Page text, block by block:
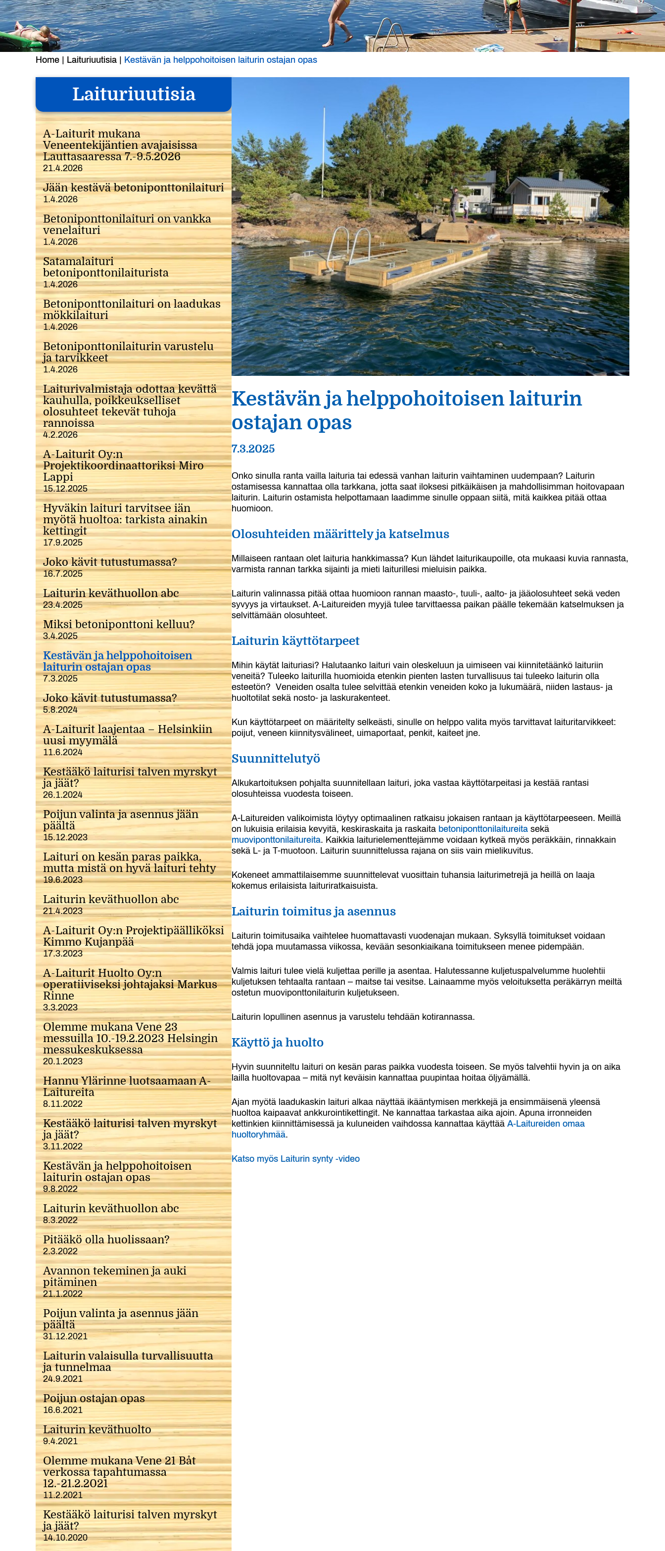
Home | Laituriuutisia | Kestävän ja helppohoitoisen laiturin ostajan opas
Laituriuutisia
A-Laiturit mukana
Veneentekijäntien avajaisissa
Lauttasaaressa 7.-9.5.2026
21.4.2026
Jään kestävä betoniponttonilaituri
1.4.2026
Betoniponttonilaituri on vankka
venelaituri
1.4.2026
Satamalaituri
betoniponttonilaiturista
1.4.2026
Betoniponttonilaituri on laadukas
mökkilaituri
1.4.2026
Betoniponttonilaiturin varustelu
ja tarvikkeet
1.4.2026
Laiturivalmistaja odottaa kevättä
kauhulla, poikkeukselliset
olosuhteet tekevät tuhoja
rannoissa
4.2.2026
A-Laiturit Oy:n
Projektikoordinaattoriksi Miro
Lappi
15.12.2025
Hyväkin laituri tarvitsee iän
myötä huoltoa: tarkista ainakin
kettingit
17.9.2025
Joko kävit tutustumassa?
16.7.2025
Laiturin keväthuollon abc
23.4.2025
Miksi betoniponttoni kelluu?
3.4.2025
Kestävän ja helppohoitoisen
laiturin ostajan opas
7.3.2025
Joko kävit tutustumassa?
5.8.2024
A-Laiturit laajentaa – Helsinkiin
uusi myymälä
11.6.2024
Kestääkö laiturisi talven myrskyt
ja jäät?
26.1.2024
Poijun valinta ja asennus jään
päältä
15.12.2023
Laituri on kesän paras paikka,
mutta mistä on hyvä laituri tehty
19.6.2023
Laiturin keväthuollon abc
21.4.2023
A-Laiturit Oy:n Projektipäälliköksi
Kimmo Kujanpää
17.3.2023
A-Laiturit Huolto Oy:n
operatiiviseksi johtajaksi Markus
Rinne
3.3.2023
Olemme mukana Vene 23
messuilla 10.-19.2.2023 Helsingin
messukeskuksessa
20.1.2023
Hannu Ylärinne luotsaamaan A-
Laitureita
8.11.2022
Kestääkö laiturisi talven myrskyt
ja jäät?
3.11.2022
Kestävän ja helppohoitoisen
laiturin ostajan opas
9.8.2022
Laiturin keväthuollon abc
8.3.2022
Pitääkö olla huolissaan?
2.3.2022
Avannon tekeminen ja auki
pitäminen
21.1.2022
Poijun valinta ja asennus jään
päältä
31.12.2021
Laiturin valaisulla turvallisuutta
ja tunnelmaa
24.9.2021
Poijun ostajan opas
16.6.2021
Laiturin keväthuolto
9.4.2021
Olemme mukana Vene 21 Båt
verkossa tapahtumassa
12.-21.2.2021
11.2.2021
Kestääkö laiturisi talven myrskyt
ja jäät?
14.10.2020
Kestävän ja helppohoitoisen laiturin
ostajan opas
7.3.2025
Onko sinulla ranta vailla laituria tai edessä vanhan laiturin vaihtaminen uudempaan? Laiturin
ostamisessa kannattaa olla tarkkana, jotta saat iloksesi pitkäikäisen ja mahdollisimman hoitovapaan
laiturin. Laiturin ostamista helpottamaan laadimme sinulle oppaan siitä, mitä kaikkea pitää ottaa
huomioon.
Olosuhteiden määrittely ja katselmus
Millaiseen rantaan olet laituria hankkimassa? Kun lähdet laiturikaupoille, ota mukaasi kuvia rannasta,
varmista rannan tarkka sijainti ja mieti laiturillesi mieluisin paikka.
Laiturin valinnassa pitää ottaa huomioon rannan maasto-, tuuli-, aalto- ja jääolosuhteet sekä veden
syvyys ja virtaukset. A-Laitureiden myyjä tulee tarvittaessa paikan päälle tekemään katselmuksen ja
selvittämään olosuhteet.
Laiturin käyttötarpeet
Mihin käytät laituriasi? Halutaanko laituri vain oleskeluun ja uimiseen vai kiinnitetäänkö laituriin
veneitä? Tuleeko laiturilla huomioida etenkin pienten lasten turvallisuus tai tuleeko laiturin olla
esteetön? Veneiden osalta tulee selvittää etenkin veneiden koko ja lukumäärä, niiden lastaus- ja
huoltotilat sekä nosto- ja laskurakenteet.
Kun käyttötarpeet on määritelty selkeästi, sinulle on helppo valita myös tarvittavat laituritarvikkeet:
poijut, veneen kiinnitysvälineet, uimaportaat, penkit, kaiteet jne.
Suunnittelutyö
Alkukartoituksen pohjalta suunnitellaan laituri, joka vastaa käyttötarpeitasi ja kestää rantasi
olosuhteissa vuodesta toiseen.
A-Laitureiden valikoimista löytyy optimaalinen ratkaisu jokaisen rantaan ja käyttötarpeeseen. Meillä
on lukuisia erilaisia kevyitä, keskiraskaita ja raskaita betoniponttonilaitureita sekä
muoviponttonilaitureita. Kaikkia laiturielementtejämme voidaan kytkeä myös peräkkäin, rinnakkain
sekä L- ja T-muotoon. Laiturin suunnittelussa rajana on siis vain mielikuvitus.
Kokeneet ammattilaisemme suunnittelevat vuosittain tuhansia laiturimetrejä ja heillä on laaja
kokemus erilaisista laituriratkaisuista.
Laiturin toimitus ja asennus
Laiturin toimitusaika vaihtelee huomattavasti vuodenajan mukaan. Syksyllä toimitukset voidaan
tehdä jopa muutamassa viikossa, kevään sesonkiaikana toimitukseen menee pidempään.
Valmis laituri tulee vielä kuljettaa perille ja asentaa. Halutessanne kuljetuspalvelumme huolehtii
kuljetuksen tehtaalta rantaan – maitse tai vesitse. Lainaamme myös veloituksetta peräkärryn meiltä
ostetun muoviponttonilaiturin kuljetukseen.
Laiturin lopullinen asennus ja varustelu tehdään kotirannassa.
Käyttö ja huolto
Hyvin suunniteltu laituri on kesän paras paikka vuodesta toiseen. Se myös talvehtii hyvin ja on aika
lailla huoltovapaa – mitä nyt keväisin kannattaa puupintaa hoitaa öljyämällä.
Ajan myötä laadukaskin laituri alkaa näyttää ikääntymisen merkkejä ja ensimmäisenä yleensä
huoltoa kaipaavat ankkurointikettingit. Ne kannattaa tarkastaa aika ajoin. Apuna irronneiden
kettinkien kiinnittämisessä ja kuluneiden vaihdossa kannattaa käyttää A-Laitureiden omaa
huoltoryhmää.
Katso myös Laiturin synty -video